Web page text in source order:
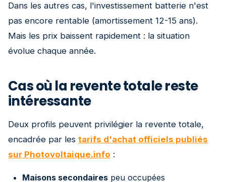
Dans les autres cas, l'investissement batterie n'est
pas encore rentable (amortissement 12-15 ans).
Mais les prix baissent rapidement : la situation
évolue chaque année.
Cas où la revente totale reste
intéressante
Deux profils peuvent privilégier la revente totale,
encadrée par les tarifs d'achat officiels publiés
sur Photovoltaique.info :
Maisons secondaires peu occupées